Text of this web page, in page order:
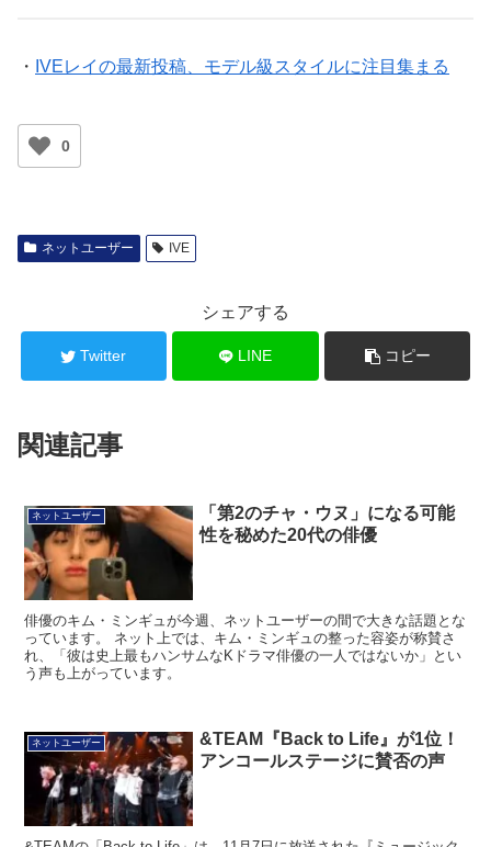
IVEレイの最新投稿、モデル級スタイルに注目集まる
ネットユーザー IVE
シェアする
コピー
関連記事
ネットユーザー
「第2のチャ・ウヌ」になる可能
性を秘めた20代の俳優
っています。 ネット上では、キム・ミンギュの整った容姿が称賛さ
れ、「彼は史上最もハンサムなKドラマ俳優の一人ではないか」とい
う声も上がっています。
ネットユーザー
&TEAM『Back to Life』が1位！
アンコールステージに賛否の声
&TEAMの「Back to Life」は、11月7日に放送された『ミュージック